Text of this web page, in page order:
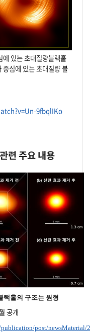
에 있는 초대질량블랙홀
중심에 있는 초대질량 블
9fbqlIKo
련 주요 내용
랙홀의 구조는 원형
공개
post/newsMaterial/